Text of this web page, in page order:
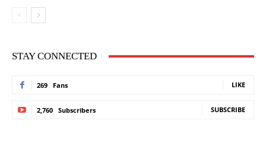
STAY CONNECTED
269 Fans LIKE
2,760 Subscribers SUBSCRIBE